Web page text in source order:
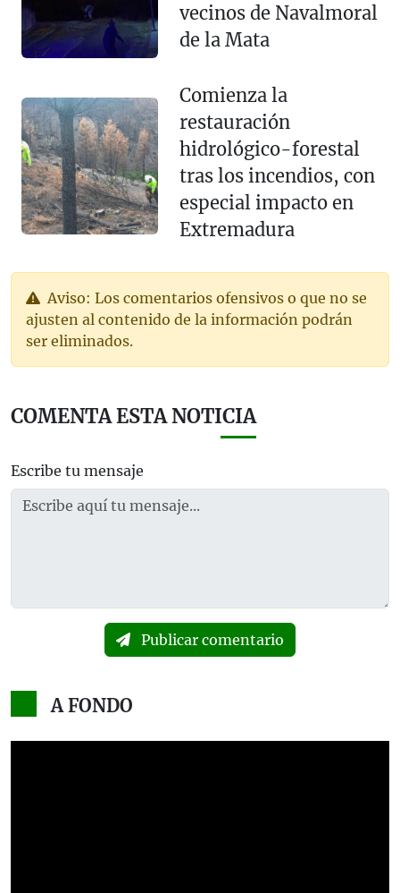
vecinos de Navalmoral
de la Mata
Comienza la
restauración
hidrológico-forestal
tras los incendios, con
especial impacto en
Extremadura
Aviso: Los comentarios ofensivos o que no se
ajusten al contenido de la información podrán
ser eliminados.
COMENTA ESTA NOTICIA
Escribe tu mensaje
Publicar comentario
A FONDO